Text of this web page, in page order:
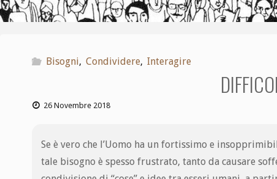
Bisogni, Condividere, Interagire
26 Novembre 2018
Se è vero che l’Uomo ha un fortissimo e
tale bisogno è spesso frustrato, tanto da causare